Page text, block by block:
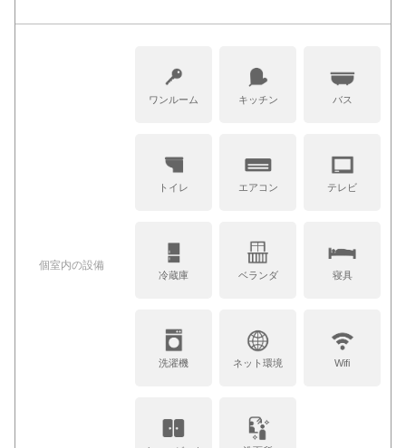
個室内の設備
ワンルーム キッチン バス
トイレ エアコン テレビ
冷蔵庫 ベランダ 寝具
洗濯機 ネット環境 Wifi